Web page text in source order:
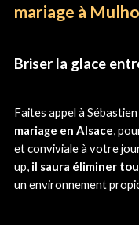
mariage à
Briser la glace
Faites appel à
mariage en Alsace,
et conviviale à votre
up, il saura éliminer
un environnement